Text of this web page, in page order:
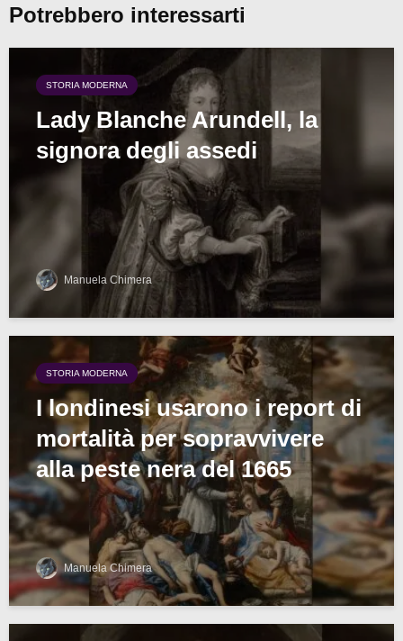
Potrebbero interessarti
STORIA MODERNA
Lady Blanche Arundell, la
signora degli assedi
Manuela Chimera
STORIA MODERNA
I londinesi usarono i report di
mortalità per sopravvivere
alla peste nera del 1665
Manuela Chimera